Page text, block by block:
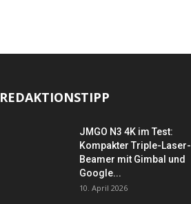
REDAKTIONSTIPP
JMGO N3 4K im Test:
Kompakter Triple-Laser-
Beamer mit Gimbal und
Google...
10. April 2026